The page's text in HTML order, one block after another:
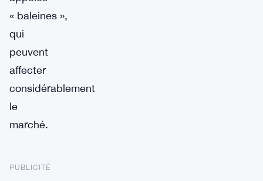
« baleines »,
qui
peuvent
affecter
considérablement
le
marché.
PUBLICITÉ